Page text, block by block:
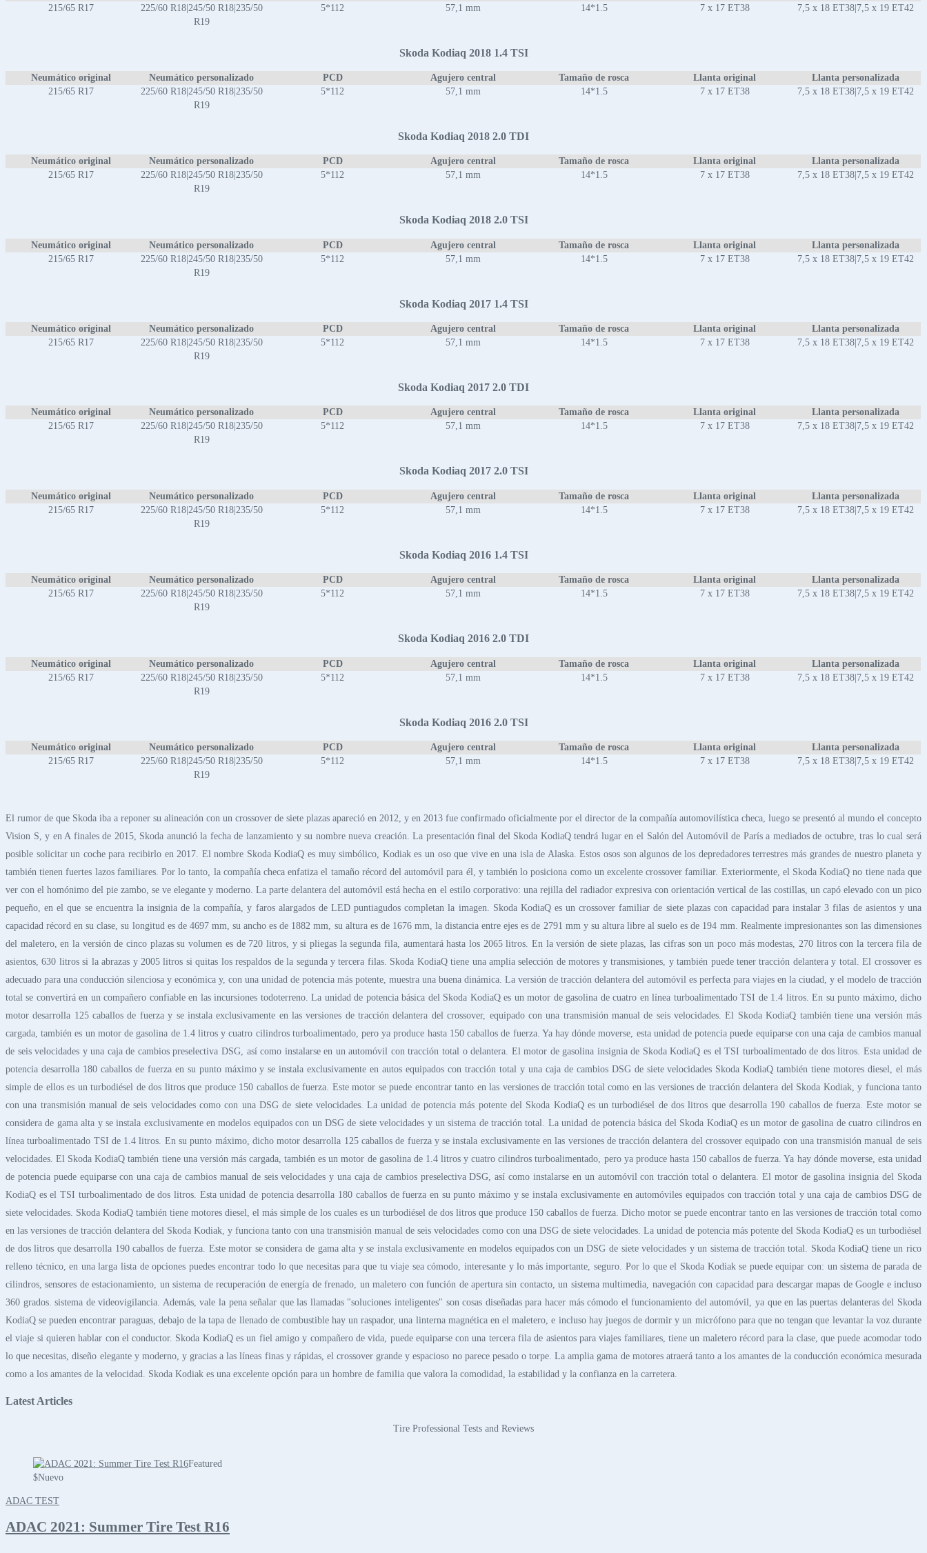
215/65 R17
225/60 R18|245/50 R18|235/50
R19
5*112 57,1 mm 14*1.5 7 x 17 ET38 7,5 x 18 ET38|7,5 x 19 ET42
Skoda Kodiaq 2018 1.4 TSI
Neumático original Neumático personalizado PCD Agujero central Tamaño de rosca Llanta original
Llanta personalizada
215/65 R17
225/60 R18|245/50 R18|235/50
R19
5*112 57,1 mm 14*1.5 7 x 17 ET38 7,5 x 18 ET38|7,5 x 19 ET42
Skoda Kodiaq 2018 2.0 TDI
Neumático original Neumático personalizado PCD Agujero central Tamaño de rosca Llanta original
Llanta personalizada
215/65 R17
225/60 R18|245/50 R18|235/50
R19
5*112 57,1 mm 14*1.5 7 x 17 ET38 7,5 x 18 ET38|7,5 x 19 ET42
Skoda Kodiaq 2018 2.0 TSI
Neumático original Neumático personalizado PCD Agujero central Tamaño de rosca Llanta original
Llanta personalizada
215/65 R17
225/60 R18|245/50 R18|235/50
R19
5*112 57,1 mm 14*1.5 7 x 17 ET38 7,5 x 18 ET38|7,5 x 19 ET42
Skoda Kodiaq 2017 1.4 TSI
Neumático original Neumático personalizado PCD Agujero central Tamaño de rosca Llanta original
Llanta personalizada
215/65 R17
225/60 R18|245/50 R18|235/50
R19
5*112 57,1 mm 14*1.5 7 x 17 ET38 7,5 x 18 ET38|7,5 x 19 ET42
Skoda Kodiaq 2017 2.0 TDI
Neumático original Neumático personalizado PCD Agujero central Tamaño de rosca Llanta original
Llanta personalizada
215/65 R17
225/60 R18|245/50 R18|235/50
R19
5*112 57,1 mm 14*1.5 7 x 17 ET38 7,5 x 18 ET38|7,5 x 19 ET42
Skoda Kodiaq 2017 2.0 TSI
Neumático original Neumático personalizado PCD Agujero central Tamaño de rosca Llanta original
Llanta personalizada
215/65 R17
225/60 R18|245/50 R18|235/50
R19
5*112 57,1 mm 14*1.5 7 x 17 ET38 7,5 x 18 ET38|7,5 x 19 ET42
Skoda Kodiaq 2016 1.4 TSI
Neumático original Neumático personalizado PCD Agujero central Tamaño de rosca Llanta original
Llanta personalizada
215/65 R17
225/60 R18|245/50 R18|235/50
R19
5*112 57,1 mm 14*1.5 7 x 17 ET38 7,5 x 18 ET38|7,5 x 19 ET42
Skoda Kodiaq 2016 2.0 TDI
Neumático original Neumático personalizado PCD Agujero central Tamaño de rosca Llanta original
Llanta personalizada
215/65 R17
225/60 R18|245/50 R18|235/50
R19
5*112 57,1 mm 14*1.5 7 x 17 ET38 7,5 x 18 ET38|7,5 x 19 ET42
Skoda Kodiaq 2016 2.0 TSI
Neumático original Neumático personalizado PCD Agujero central Tamaño de rosca Llanta original
Llanta personalizada
215/65 R17
225/60 R18|245/50 R18|235/50
R19
5*112 57,1 mm 14*1.5 7 x 17 ET38 7,5 x 18 ET38|7,5 x 19 ET42
El rumor de que Skoda iba a reponer su alineación con un crossover de siete plazas apareció en 2012, y en 2013 fue confirmado oficialmente por el director de la compañía automovilística checa, luego se presentó al mundo el concepto
Vision S, y en A finales de 2015, Skoda anunció la fecha de lanzamiento y su nombre nueva creación. La presentación final del Skoda KodiaQ tendrá lugar en el Salón del Automóvil de París a mediados de octubre, tras lo cual será
posible solicitar un coche para recibirlo en 2017. El nombre Skoda KodiaQ es muy simbólico, Kodiak es un oso que vive en una isla de Alaska. Estos osos son algunos de los depredadores terrestres más grandes de nuestro planeta y
también tienen fuertes lazos familiares. Por lo tanto, la compañía checa enfatiza el tamaño récord del automóvil para él, y también lo posiciona como un excelente crossover familiar. Exteriormente, el Skoda KodiaQ no tiene nada que
ver con el homónimo del pie zambo, se ve elegante y moderno. La parte delantera del automóvil está hecha en el estilo corporativo: una rejilla del radiador expresiva con orientación vertical de las costillas, un capó elevado con un pico
pequeño, en el que se encuentra la insignia de la compañía, y faros alargados de LED puntiagudos completan la imagen. Skoda KodiaQ es un crossover familiar de siete plazas con capacidad para instalar 3 filas de asientos y una
capacidad récord en su clase, su longitud es de 4697 mm, su ancho es de 1882 mm, su altura es de 1676 mm, la distancia entre ejes es de 2791 mm y su altura libre al suelo es de 194 mm. Realmente impresionantes son las dimensiones
del maletero, en la versión de cinco plazas su volumen es de 720 litros, y si pliegas la segunda fila, aumentará hasta los 2065 litros. En la versión de siete plazas, las cifras son un poco más modestas, 270 litros con la tercera fila de
asientos, 630 litros si la abrazas y 2005 litros si quitas los respaldos de la segunda y tercera filas. Skoda KodiaQ tiene una amplia selección de motores y transmisiones, y también puede tener tracción delantera y total. El crossover es
adecuado para una conducción silenciosa y económica y, con una unidad de potencia más potente, muestra una buena dinámica. La versión de tracción delantera del automóvil es perfecta para viajes en la ciudad, y el modelo de tracción
total se convertirá en un compañero confiable en las incursiones todoterreno. La unidad de potencia básica del Skoda KodiaQ es un motor de gasolina de cuatro en línea turboalimentado TSI de 1.4 litros. En su punto máximo, dicho
motor desarrolla 125 caballos de fuerza y se instala exclusivamente en las versiones de tracción delantera del crossover, equipado con una transmisión manual de seis velocidades. El Skoda KodiaQ también tiene una versión más
cargada, también es un motor de gasolina de 1.4 litros y cuatro cilindros turboalimentado, pero ya produce hasta 150 caballos de fuerza. Ya hay dónde moverse, esta unidad de potencia puede equiparse con una caja de cambios manual
de seis velocidades y una caja de cambios preselectiva DSG, así como instalarse en un automóvil con tracción total o delantera. El motor de gasolina insignia de Skoda KodiaQ es el TSI turboalimentado de dos litros. Esta unidad de
potencia desarrolla 180 caballos de fuerza en su punto máximo y se instala exclusivamente en autos equipados con tracción total y una caja de cambios DSG de siete velocidades Skoda KodiaQ también tiene motores diesel, el más
simple de ellos es un turbodiésel de dos litros que produce 150 caballos de fuerza. Este motor se puede encontrar tanto en las versiones de tracción total como en las versiones de tracción delantera del Skoda Kodiak, y funciona tanto
con una transmisión manual de seis velocidades como con una DSG de siete velocidades. La unidad de potencia más potente del Skoda KodiaQ es un turbodiésel de dos litros que desarrolla 190 caballos de fuerza. Este motor se
considera de gama alta y se instala exclusivamente en modelos equipados con un DSG de siete velocidades y un sistema de tracción total. La unidad de potencia básica del Skoda KodiaQ es un motor de gasolina de cuatro cilindros en
línea turboalimentado TSI de 1.4 litros. En su punto máximo, dicho motor desarrolla 125 caballos de fuerza y se instala exclusivamente en las versiones de tracción delantera del crossover equipado con una transmisión manual de seis
velocidades. El Skoda KodiaQ también tiene una versión más cargada, también es un motor de gasolina de 1.4 litros y cuatro cilindros turboalimentado, pero ya produce hasta 150 caballos de fuerza. Ya hay dónde moverse, esta unidad
de potencia puede equiparse con una caja de cambios manual de seis velocidades y una caja de cambios preselectiva DSG, así como instalarse en un automóvil con tracción total o delantera. El motor de gasolina insignia del Skoda
KodiaQ es el TSI turboalimentado de dos litros. Esta unidad de potencia desarrolla 180 caballos de fuerza en su punto máximo y se instala exclusivamente en automóviles equipados con tracción total y una caja de cambios DSG de
siete velocidades. Skoda KodiaQ también tiene motores diesel, el más simple de los cuales es un turbodiésel de dos litros que produce 150 caballos de fuerza. Dicho motor se puede encontrar tanto en las versiones de tracción total como
en las versiones de tracción delantera del Skoda Kodiak, y funciona tanto con una transmisión manual de seis velocidades como con una DSG de siete velocidades. La unidad de potencia más potente del Skoda KodiaQ es un turbodiésel
de dos litros que desarrolla 190 caballos de fuerza. Este motor se considera de gama alta y se instala exclusivamente en modelos equipados con un DSG de siete velocidades y un sistema de tracción total. Skoda KodiaQ tiene un rico
relleno técnico, en una larga lista de opciones puedes encontrar todo lo que necesitas para que tu viaje sea cómodo, interesante y lo más importante, seguro. Por lo que el Skoda Kodiak se puede equipar con: un sistema de parada de
cilindros, sensores de estacionamiento, un sistema de recuperación de energía de frenado, un maletero con función de apertura sin contacto, un sistema multimedia, navegación con capacidad para descargar mapas de Google e incluso
360 grados. sistema de videovigilancia. Además, vale la pena señalar que las llamadas "soluciones inteligentes" son cosas diseñadas para hacer más cómodo el funcionamiento del automóvil, ya que en las puertas delanteras del Skoda
KodiaQ se pueden encontrar paraguas, debajo de la tapa de llenado de combustible hay un raspador, una linterna magnética en el maletero, e incluso hay juegos de dormir y un micrófono para que no tengan que levantar la voz durante
el viaje si quieren hablar con el conductor. Skoda KodiaQ es un fiel amigo y compañero de vida, puede equiparse con una tercera fila de asientos para viajes familiares, tiene un maletero récord para la clase, que puede acomodar todo
lo que necesitas, diseño elegante y moderno, y gracias a las líneas finas y rápidas, el crossover grande y espacioso no parece pesado o torpe. La amplia gama de motores atraerá tanto a los amantes de la conducción económica mesurada
como a los amantes de la velocidad. Skoda Kodiak es una excelente opción para un hombre de familia que valora la comodidad, la estabilidad y la confianza en la carretera.
Latest Articles
Tire Professional Tests and Reviews
Featured
$Nuevo
ADAC TEST
ADAC 2021: Summer Tire Test R16